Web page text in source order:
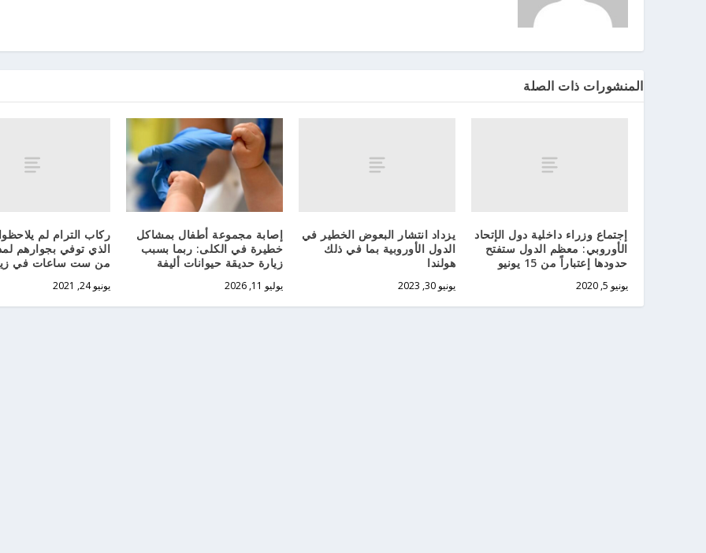
المنشورات ذات الصلة
إجتماع وزراء داخلية دول الإتحاد
الأوروبي: معظم الدول ستفتح
حدودها إعتباراً من 15 يونيو
يونيو 5, 2020
يزداد انتشار البعوض الخطير في
الدول الأوروبية بما في ذلك
هولندا
يونيو 30, 2023
إصابة مجموعة أطفال بمشاكل
خطيرة في الكلى: ربما بسبب
زيارة حديقة حيوانات أليفة
يوليو 11, 2026
ركاب الترام لم
الذي توفي بجوارهم
من ست ساعات في
يونيو 24, 2021